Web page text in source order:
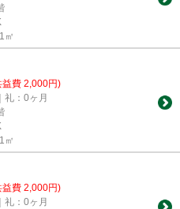
㎡
費 2,000円)
礼：0ヶ月
㎡
費 2,000円)
礼：0ヶ月